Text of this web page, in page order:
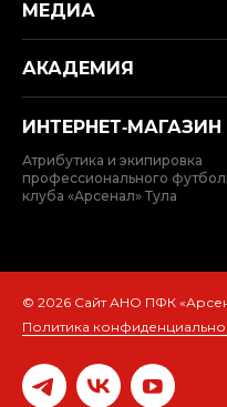
МЕДИА
АКАДЕМИЯ
ИНТЕРНЕТ‑МАГАЗИН
Атрибутика и экипировка
профессионального
клуба «Арсенал» Тула
© 2026 Сайт АНО ПФК
Политика